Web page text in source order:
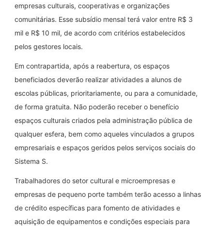
empresas culturais, cooperativas e organizações
comunitárias. Esse subsídio mensal terá valor entre R$ 3
mil e R$ 10 mil, de acordo com critérios estabelecidos
pelos gestores locais.
Em contrapartida, após a reabertura, os espaços
beneficiados deverão realizar atividades a alunos de
escolas públicas, prioritariamente, ou para a comunidade,
de forma gratuita. Não poderão receber o benefício
espaços culturais criados pela administração pública de
qualquer esfera, bem como aqueles vinculados a grupos
empresariais e espaços geridos pelos serviços sociais do
Sistema S.
Trabalhadores do setor cultural e microempresas e
empresas de pequeno porte também terão acesso a linhas
de crédito específicas para fomento de atividades e
aquisição de equipamentos e condições especiais para